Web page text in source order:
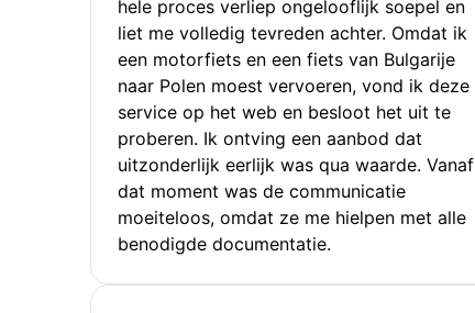
hele proces verliep ongelooflijk soepel en
liet me volledig tevreden achter. Omdat ik
een motorfiets en een fiets van Bulgarije
naar Polen moest vervoeren, vond ik deze
service op het web en besloot het uit te
proberen. Ik ontving een aanbod dat
uitzonderlijk eerlijk was qua waarde. Vanaf
dat moment was de communicatie
moeiteloos, omdat ze me hielpen met alle
benodigde documentatie.